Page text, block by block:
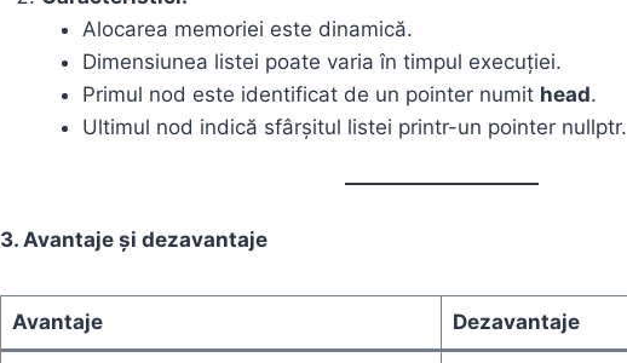
Alocarea memoriei este dinamică.
Dimensiunea listei poate varia în timpul execuției.
Primul nod este identificat de un pointer numit head.
Ultimul nod indică sfârșitul listei printr-un pointer nullptr.
3. Avantaje și dezavantaje
Avantaje Dezavantaje